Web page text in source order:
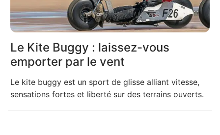
Le Kite Buggy : laissez-vous
emporter par le vent
Le kite buggy est un sport de glisse alliant vitesse,
sensations fortes et liberté sur des terrains ouverts.